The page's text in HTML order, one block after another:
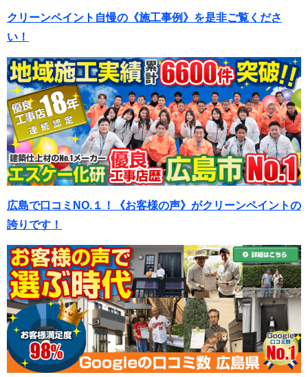
クリーンペイント自慢の《施工事例》を是非ご覧くださ
い！
広島で口コミNO.１！《お客様の声》がクリーンペイントの
誇りです！